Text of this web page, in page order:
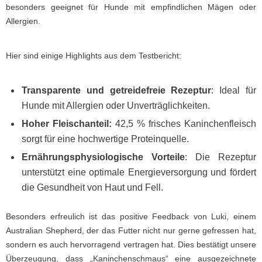
besonders geeignet für Hunde mit empfindlichen Mägen oder
Allergien.
Hier sind einige Highlights aus dem Testbericht:
Transparente und getreidefreie Rezeptur: Ideal für
Hunde mit Allergien oder Unverträglichkeiten.
Hoher Fleischanteil: 42,5 % frisches Kaninchenfleisch
sorgt für eine hochwertige Proteinquelle.
Ernährungsphysiologische Vorteile: Die Rezeptur
unterstützt eine optimale Energieversorgung und fördert
die Gesundheit von Haut und Fell.
Besonders erfreulich ist das positive Feedback von Luki, einem
Australian Shepherd, der das Futter nicht nur gerne gefressen hat,
sondern es auch hervorragend vertragen hat. Dies bestätigt unsere
Überzeugung, dass „Kaninchenschmaus“ eine ausgezeichnete